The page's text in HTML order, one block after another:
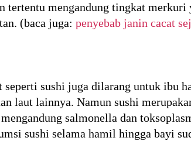
tertentu mengandung tingkat
(baca juga: penyebab janin cacat
seperti sushi juga dilarang untuk ibu
laut lainnya. Namun sushi
salmonella dan
sushi selama hamil hingga bayi